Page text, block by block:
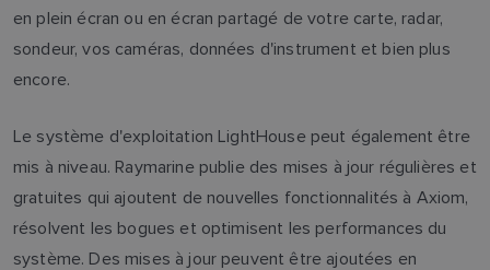
en plein écran ou en écran partagé de votre carte, radar,
sondeur, vos caméras, données d'instrument et bien plus
encore.
Le système d'exploitation LightHouse peut également être
mis à niveau. Raymarine publie des mises à jour régulières et
gratuites qui ajoutent de nouvelles fonctionnalités à Axiom,
résolvent les bogues et optimisent les performances du
système. Des mises à jour peuvent être ajoutées en